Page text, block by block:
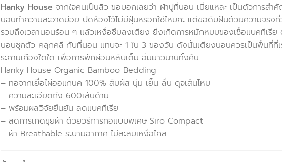
Hanky House จากใจคนเป็นสิว ขอบอกเลยว่า ผ้าปูที่นอน เนี่ยแหละ เป็นตัวการสำ
นอนทำความสะอาดบ่อย ปิดห้องไว้ไม่มีฝุ่นหรอกใช่ไหมคะ แต่ขอดับฝันด้วยความจริง
รวมถึงเวลานอนร้อน ๆ แล้วเหงื่อซึมลงเตียง ยิ่งเกิดการหมักหมมของเชื้อแบคทีเรีย ตั
นอนซุกตัว คลุกคลี กับที่นอน แทบจะ 1 ใน 3 ของวัน ดังนั้นเตียงนอนควรเป็นพื้นที่ที่เ
ระคายเคืองใดใด เพื่อการพักผ่อนหลับเต็ม อิ่มยาวนานทั้งคืน
Hanky House Organic Bamboo Bedding
– ทอจากเยื่อไผ่ออแกนิค 100% สัมผัส นุ่ม เย็น ลื่น ดุจเส้นไหม
– ความละเอียดถึง 600เส้นด้าย
– พร้อมผลวิจัยยืนยัน ลดแบคทีเรีย
– ลดการเกิดขุยผ้า ด้วยวิธีการทอแบบพิเศษ Siro Compact
– ผ้า Breathable ระบายอากาศ ไม่สะสมเหงื่อไคล